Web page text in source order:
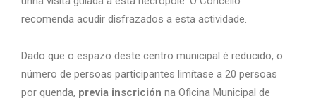
recomenda acudir disfrazados a esta actividade.
Dado que o espazo deste centro municipal é reducido, o
número de persoas participantes limítase a 20 persoas
por quenda, previa inscrición na Oficina Municipal de